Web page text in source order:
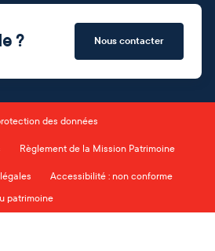
? Nous contacter
des données
Règlement de la Mission Patrimoine
Accessibilité : non conforme
patrimoine